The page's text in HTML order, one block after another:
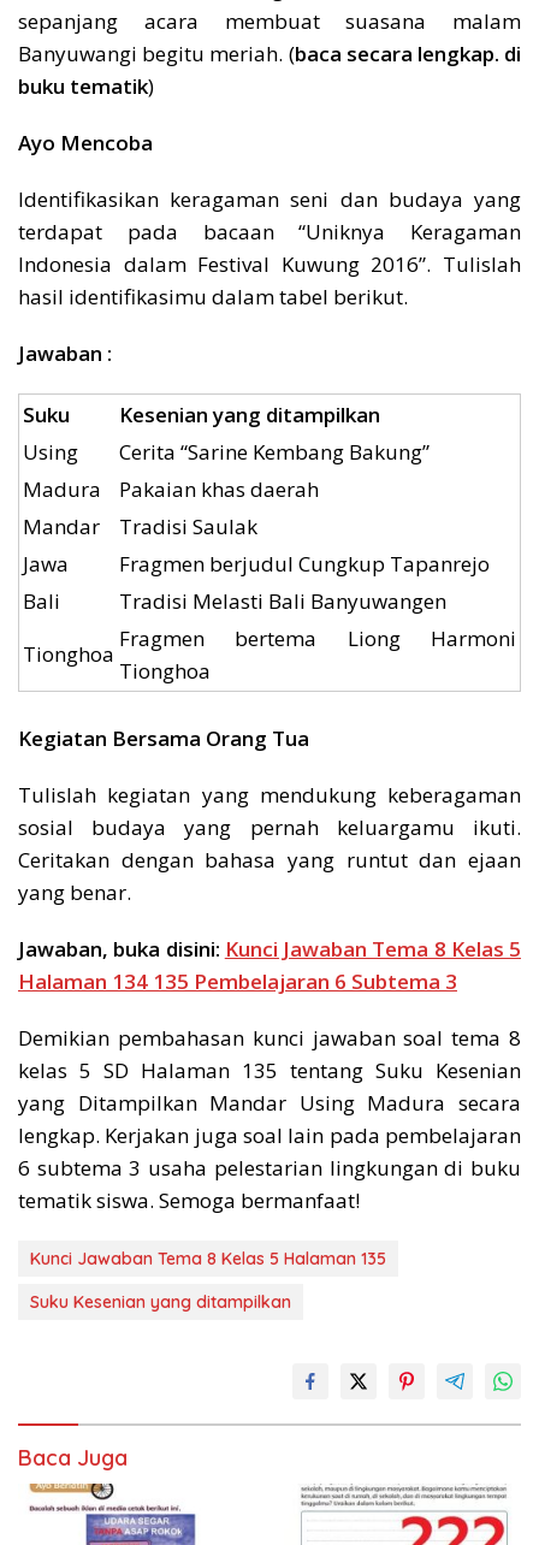
sepanjang acara membuat suasana malam
Banyuwangi begitu meriah. (baca secara lengkap. di
buku tematik)
Ayo Mencoba
Identifikasikan keragaman seni dan budaya yang
terdapat pada bacaan “Uniknya Keragaman
Indonesia dalam Festival Kuwung 2016”. Tulislah
hasil identifikasimu dalam tabel berikut.
Jawaban :
Suku
Kesenian yang ditampilkan
Using
Cerita “Sarine Kembang Bakung”
Madura
Pakaian khas daerah
Mandar
Tradisi Saulak
Jawa
Fragmen berjudul Cungkup Tapanrejo
Bali
Tradisi Melasti Bali Banyuwangen
Tionghoa
Fragmen bertema Liong Harmoni
Tionghoa
Kegiatan Bersama Orang Tua
Tulislah kegiatan yang mendukung keberagaman
sosial budaya yang pernah keluargamu ikuti.
Ceritakan dengan bahasa yang runtut dan ejaan
yang benar.
Jawaban, buka disini: Kunci Jawaban Tema 8 Kelas 5
Halaman 134 135 Pembelajaran 6 Subtema 3
Demikian pembahasan kunci jawaban soal tema 8
kelas 5 SD Halaman 135 tentang Suku Kesenian
yang Ditampilkan Mandar Using Madura secara
lengkap. Kerjakan juga soal lain pada pembelajaran
6 subtema 3 usaha pelestarian lingkungan di buku
tematik siswa. Semoga bermanfaat!
Kunci Jawaban Tema 8 Kelas 5 Halaman 135
Suku Kesenian yang ditampilkan
Baca Juga